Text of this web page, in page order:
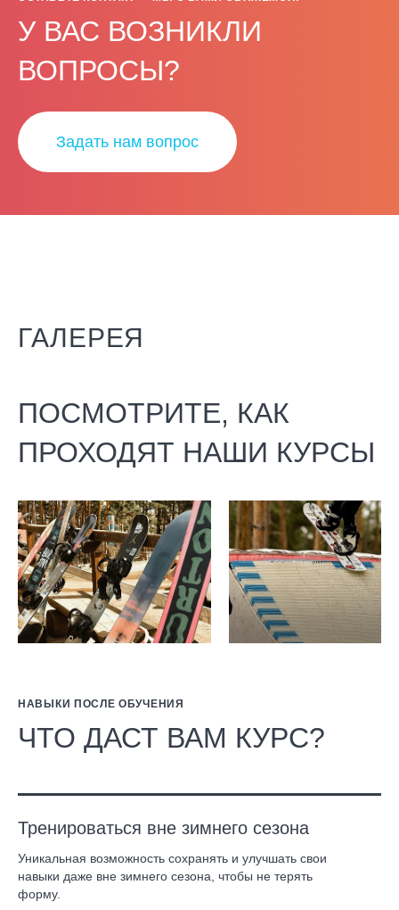
У ВАС ВОЗНИКЛИ
ВОПРОСЫ?
Задать нам вопрос
ГАЛЕРЕЯ
ПОСМОТРИТЕ, КАК
ПРОХОДЯТ НАШИ КУРСЫ
НАВЫКИ ПОСЛЕ ОБУЧЕНИЯ
ЧТО ДАСТ ВАМ КУРС?
Тренироваться вне зимнего сезона
Уникальная возможность сохранять и улучшать свои
навыки даже вне зимнего сезона, чтобы не терять
форму.